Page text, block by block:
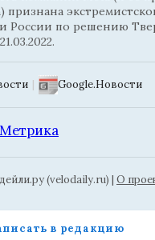
признана
России по решению
| Google.Новости
(velodaily.ru) | О
в редакцию